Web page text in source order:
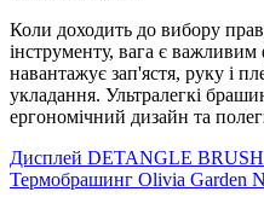
Коли доходить до вибору
інструменту, вага є
навантажує зап'ястя, руку і
укладання. Ультралегкі
ергономічний дизайн та
Дисплей DETANGLE
Термобрашинг Olivia Garden